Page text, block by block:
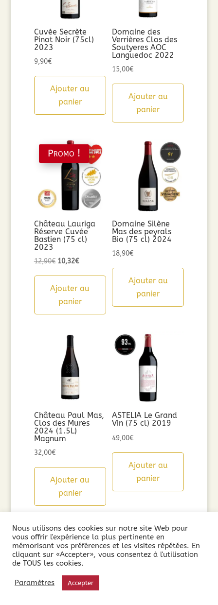
Cuvée Secrète
Pinot Noir (75cl)
2023
9,90€
Ajouter au
panier
Domaine des
Verrières Clos des
Soutyeres AOC
Languedoc 2022
15,00€
Ajouter au
panier
Promo !
Château Lauriga
Réserve Cuvée
Bastien (75 cl)
2023
12,90€ Le
initial
était :
10,32€Le
actuel
est :
Ajouter au
panier
Domaine Silène
Mas des peyrals
Bio (75 cl) 2024
18,90€
Ajouter au
panier
Château Paul Mas,
Clos des Mures
2024 (1.5L)
Magnum
32,00€
Ajouter au
panier
ASTELIA Le Grand
Vin (75 cl) 2019
49,00€
Ajouter au
panier
Nous utilisons des cookies sur notre site Web pour
vous offrir l'expérience la plus pertinente en
mémorisant vos préférences et les visites répétées. En
cliquant sur «Accepter», vous consentez à l'utilisation
de TOUS les cookies.
Paramètres Accepter